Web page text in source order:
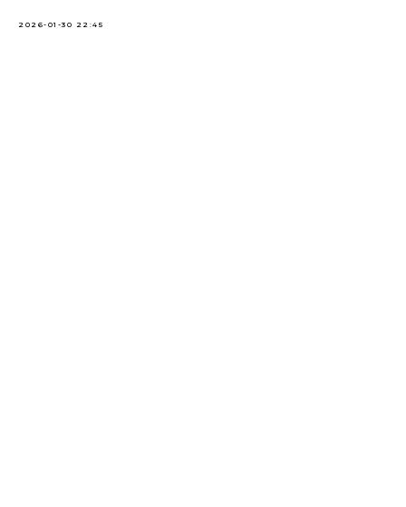
2026-01-30 22:45